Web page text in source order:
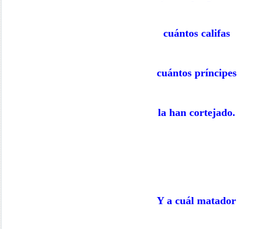
cuántos califas
cuántos príncipes
la han cortejado.
Y a cuál matador